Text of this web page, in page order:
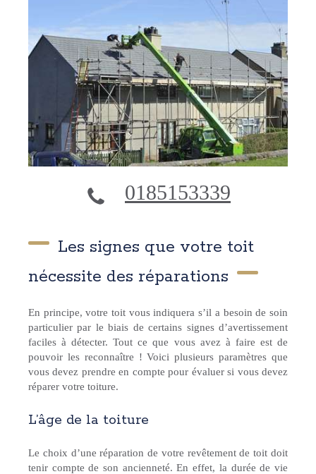
0185153339
Les signes que votre toit
nécessite des réparations
En principe, votre toit vous indiquera s’il a besoin de soin
particulier par le biais de certains signes d’avertissement
faciles à détecter. Tout ce que vous avez à faire est de
pouvoir les reconnaître ! Voici plusieurs paramètres que
vous devez prendre en compte pour évaluer si vous devez
réparer votre toiture.
L’âge de la toiture
Le choix d’une réparation de votre revêtement de toit doit
tenir compte de son ancienneté. En effet, la durée de vie